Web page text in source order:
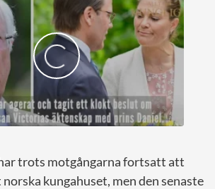
trots motgångarna fortsatt att
kungahuset, men den senaste